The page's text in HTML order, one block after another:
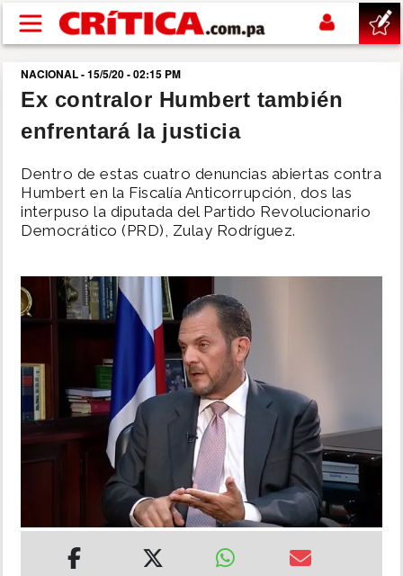
Pasar al contenido principal
buscar
SUCESOS
NACIONAL
POLÍTICA
MUNDO
INSÓLITAS
NACIONAL - 15/5/20 - 02:15 PM
Ex contralor Humbert también
enfrentará la justicia
Dentro de estas cuatro denuncias abiertas contra
Humbert en la Fiscalía Anticorrupción, dos las
interpuso la diputada del Partido Revolucionario
Democrático (PRD), Zulay Rodríguez.